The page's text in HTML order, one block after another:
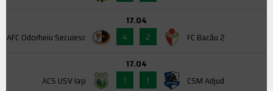
AFC Odorheiu Secuiesc
17.04
4
2 FC Bacău 2
ACS USV Iaşi
17.04
1
1 CSM Adjud